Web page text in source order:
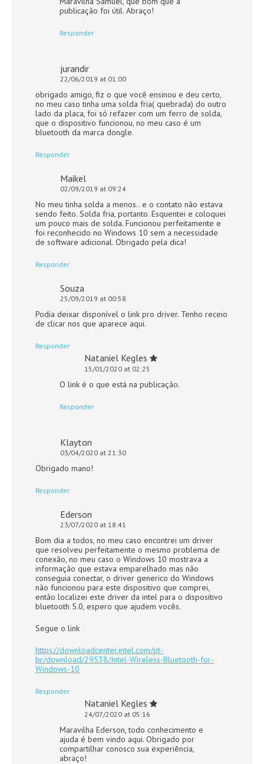
publicação foi útil. Abraço!
Responder
jurandir
22/06/2019 at 01:00
obrigado amigo, fiz o que você ensinou e deu certo,
no meu caso tinha uma solda fria( quebrada) do outro
lado da placa, foi só refazer com um ferro de solda,
que o dispositivo funcionou, no meu caso é um
bluetooth da marca dongle.
Responder
Maikel
02/09/2019 at 09:24
No meu tinha solda a menos.. e o contato não estava
sendo feito. Solda fria, portanto. Esquentei e coloquei
um pouco mais de solda. Funcionou perfeitamente e
foi reconhecido no Windows 10 sem a necessidade
de software adicional. Obrigado pela dica!
Responder
Souza
25/09/2019 at 00:58
Podia deixar disponível o link pro driver. Tenho receio
de clicar nos que aparece aqui.
Responder
Nataniel Kegles
15/01/2020 at 02:25
O link é o que está na publicação.
Responder
Klayton
03/04/2020 at 21:30
Obrigado mano!
Responder
Ederson
23/07/2020 at 18:41
Bom dia a todos, no meu caso encontrei um driver
que resolveu perfeitamente o mesmo problema de
conexão, no meu caso o Windows 10 mostrava a
informação que estava emparelhado mas não
conseguia conectar, o driver generico do Windows
não funcionou para este dispositivo que comprei,
então localizei este driver da intel para o dispositivo
bluetooth 5.0, espero que ajudem vocês.
Segue o link
https://downloadcenter.intel.com/pt-
br/download/29538/Intel-Wireless-Bluetooth-for-
Windows-10
Responder
Nataniel Kegles
24/07/2020 at 05:16
Maravilha Ederson, todo conhecimento e
ajuda é bem vindo aqui. Obrigado por
compartilhar conosco sua experiência,
abraço!